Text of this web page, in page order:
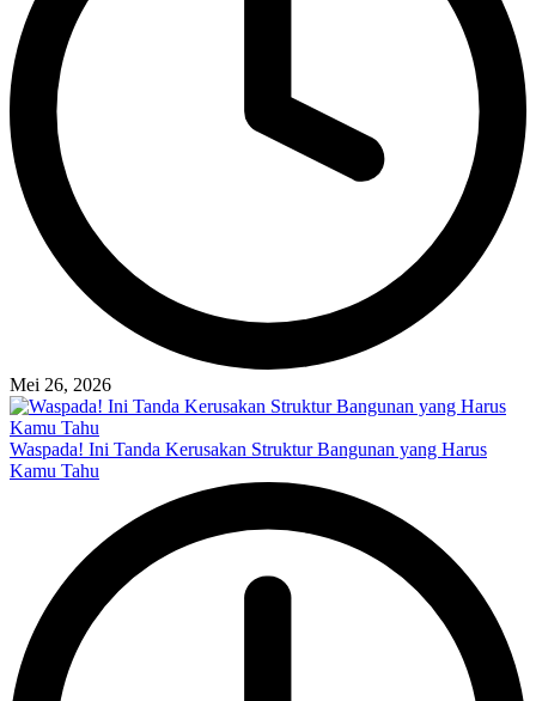
Mei 26, 2026
Waspada! Ini Tanda Kerusakan Struktur Bangunan yang Harus
Kamu Tahu